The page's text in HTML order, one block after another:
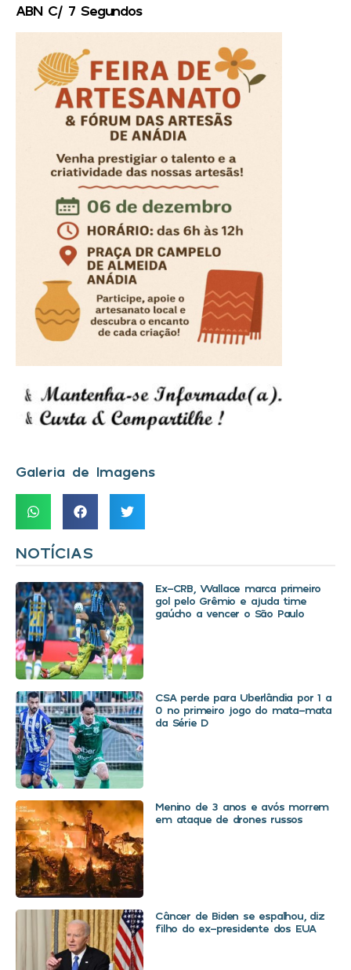
ABN C/ 7 Segundos
Galeria de Imagens
NOTÍCIAS
Ex-CRB, Wallace marca primeiro
gol pelo Grêmio e ajuda time
gaúcho a vencer o São Paulo
CSA perde para Uberlândia por 1 a
0 no primeiro jogo do mata-mata
da Série D
Menino de 3 anos e avós morrem
em ataque de drones russos
Câncer de Biden se espalhou, diz
filho do ex-presidente dos EUA